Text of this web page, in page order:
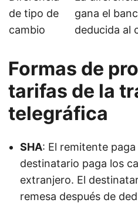
de tipo de
cambio
gana el
deducida al
Formas de
tarifas de la
telegráfica
SHA: El remitente
destinatario paga los
extranjero. El
remesa después de